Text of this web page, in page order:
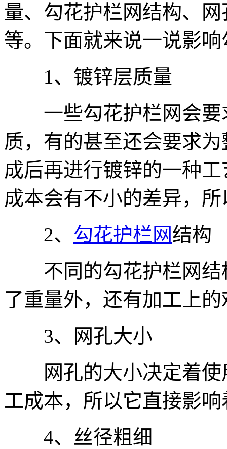
量、勾花护栏网结构、
等。下面就来说一说影
1、镀锌层质量
一些勾花护栏网会要
质，有的甚至还会要求
成后再进行镀锌的一种
成本会有不小的差异，
2、 勾花护栏网结构
不同的勾花护栏网结
了重量外，还有加工上
3、网孔大小
网孔的大小决定着使
工成本，所以它直接影
4、丝径粗细